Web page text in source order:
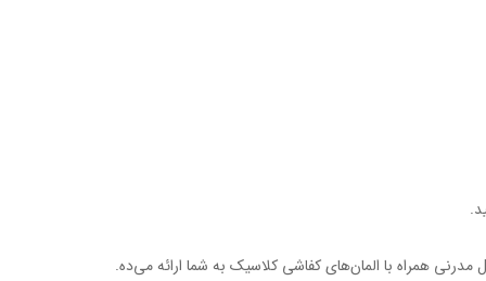
همراه با المان‌های کفاشی کلاسیک به شما ارائه می‌ده.